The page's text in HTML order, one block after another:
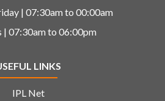
| 07:30am to 00:00am
| 07:30am to 06:00pm
LINKS
IPL Net